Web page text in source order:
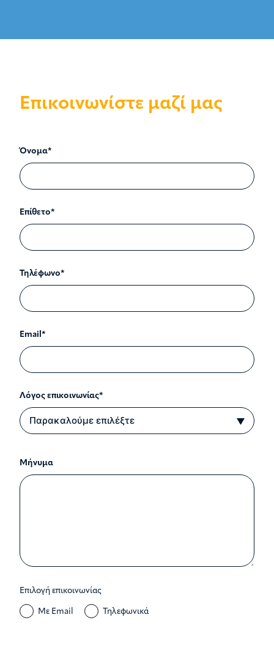
Επικοινωνίστε μαζί μας
Όνομα*
Επίθετο*
Τηλέφωνο*
Email*
Λόγος επικοινωνίας*
Μήνυμα
Επιλογή επικοινωνίας
Με Email Τηλεφωνικά